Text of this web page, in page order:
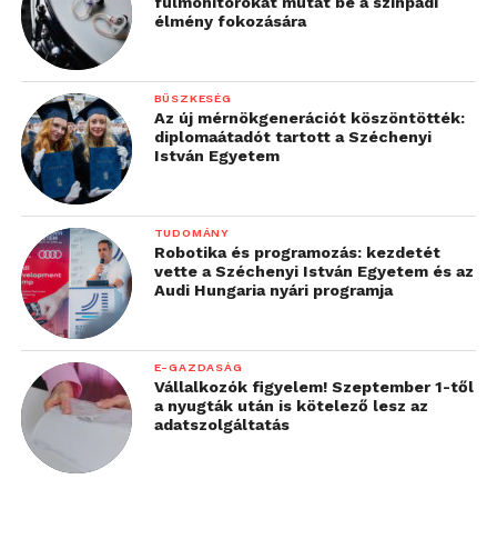
élmény fokozására
BÜSZKESÉG
Az új mérnökgenerációt köszöntötték:
diplomaátadót tartott a Széchenyi
István Egyetem
TUDOMÁNY
Robotika és programozás: kezdetét
vette a Széchenyi István Egyetem és az
Audi Hungaria nyári programja
E-GAZDASÁG
Vállalkozók figyelem! Szeptember 1-től
a nyugták után is kötelező lesz az
adatszolgáltatás